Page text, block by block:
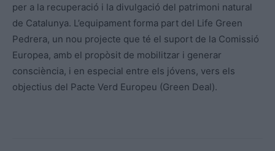
per a la recuperació i la divulgació del patrimoni natural
de Catalunya. L’equipament forma part del Life Green
Pedrera, un nou projecte que té el suport de la Comissió
Europea, amb el propòsit de mobilitzar i generar
consciència, i en especial entre els jóvens, vers els
objectius del Pacte Verd Europeu (Green Deal).